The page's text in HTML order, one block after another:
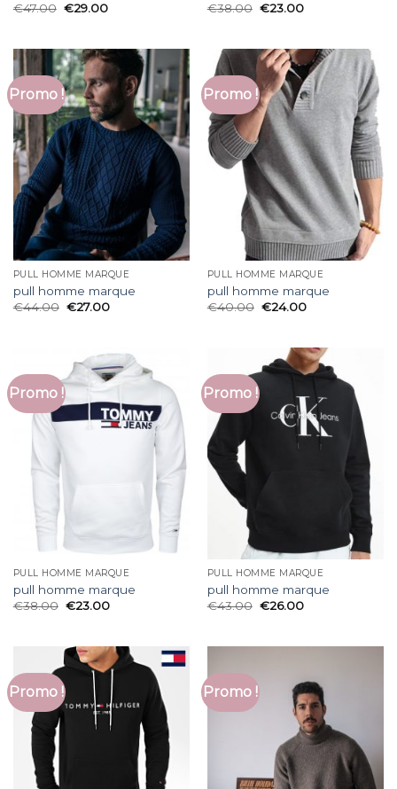
€47.00 €29.00
€38.00 €23.00
Promo !
PULL HOMME MARQUE
pull homme marque
€44.00 €27.00
Promo !
PULL HOMME MARQUE
pull homme marque
€40.00 €24.00
Promo !
PULL HOMME MARQUE
pull homme marque
€38.00 €23.00
Promo !
PULL HOMME MARQUE
pull homme marque
€43.00 €26.00
Promo ! Promo !